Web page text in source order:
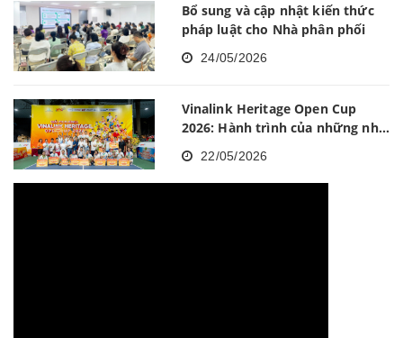
Bổ sung và cập nhật kiến thức
pháp luật cho Nhà phân phối
24/05/2026
Vinalink Heritage Open Cup
2026: Hành trình của những nhà
vô địch
22/05/2026